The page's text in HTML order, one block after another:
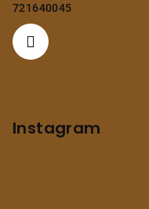
721640045
Instagram